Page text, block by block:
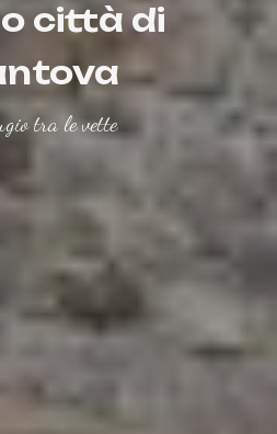
città di
tra le vette